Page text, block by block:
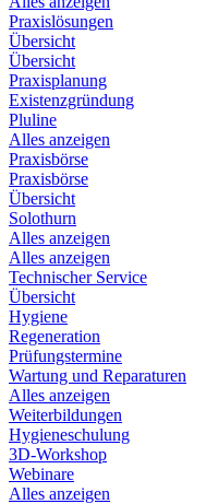
Praxislösungen
Übersicht
Übersicht
Praxisplanung
Existenzgründung
Pluline
Alles anzeigen
Praxisbörse
Praxisbörse
Übersicht
Solothurn
Alles anzeigen
Alles anzeigen
Technischer Service
Übersicht
Hygiene
Regeneration
Prüfungstermine
Wartung und Reparaturen
Alles anzeigen
Weiterbildungen
Hygieneschulung
3D-Workshop
Webinare
Alles anzeigen